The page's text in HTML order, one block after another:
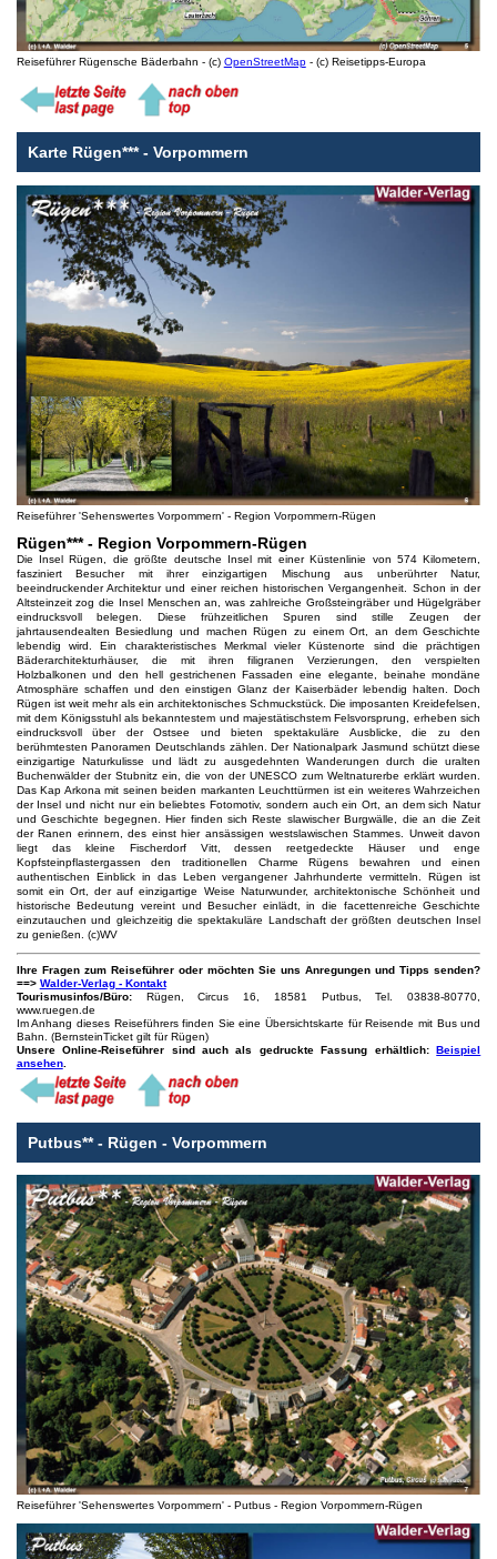
Reiseführer Rügensche Bäderbahn - (c) OpenStreetMap- (c) Reisetipps-Europa
Karte Rügen*** - Vorpommern
Reiseführer 'Sehenswertes Vorpommern' - Region Vorpommern-Rügen
Rügen*** - Region Vorpommern-Rügen
Die Insel Rügen, die größte deutsche Insel mit einer Küstenlinie von 574 Kilometern,
fasziniert Besucher mit ihrer einzigartigen Mischung aus unberührter Natur,
beeindruckender Architektur und einer reichen historischen Vergangenheit. Schon in der
Altsteinzeit zog die Insel Menschen an, was zahlreiche Großsteingräber und Hügelgräber
eindrucksvoll belegen. Diese frühzeitlichen Spuren sind stille Zeugen der
jahrtausendealten Besiedlung und machen Rügen zu einem Ort, an dem Geschichte
lebendig wird. Ein charakteristisches Merkmal vieler Küstenorte sind die prächtigen
Bäderarchitekturhäuser, die mit ihren filigranen Verzierungen, den verspielten
Holzbalkonen und den hell gestrichenen Fassaden eine elegante, beinahe mondäne
Atmosphäre schaffen und den einstigen Glanz der Kaiserbäder lebendig halten. Doch
Rügen ist weit mehr als ein architektonisches Schmuckstück. Die imposanten Kreidefelsen,
mit dem Königsstuhl als bekanntestem und majestätischstem Felsvorsprung, erheben sich
eindrucksvoll über der Ostsee und bieten spektakuläre Ausblicke, die zu den
berühmtesten Panoramen Deutschlands zählen. Der Nationalpark Jasmund schützt diese
einzigartige Naturkulisse und lädt zu ausgedehnten Wanderungen durch die uralten
Buchenwälder der Stubnitz ein, die von der UNESCO zum Weltnaturerbe erklärt wurden.
Das Kap Arkona mit seinen beiden markanten Leuchttürmen ist ein weiteres Wahrzeichen
der Insel und nicht nur ein beliebtes Fotomotiv, sondern auch ein Ort, an dem sich Natur
und Geschichte begegnen. Hier finden sich Reste slawischer Burgwälle, die an die Zeit
der Ranen erinnern, des einst hier ansässigen westslawischen Stammes. Unweit davon
liegt das kleine Fischerdorf Vitt, dessen reetgedeckte Häuser und enge
Kopfsteinpflastergassen den traditionellen Charme Rügens bewahren und einen
authentischen Einblick in das Leben vergangener Jahrhunderte vermitteln. Rügen ist
somit ein Ort, der auf einzigartige Weise Naturwunder, architektonische Schönheit und
historische Bedeutung vereint und Besucher einlädt, in die facettenreiche Geschichte
einzutauchen und gleichzeitig die spektakuläre Landschaft der größten deutschen Insel
zu genießen. (c)WV
Ihre Fragen zum Reiseführer oder möchten Sie uns Anregungen und Tipps senden?
==> Walder-Verlag - Kontakt
Tourismusinfos/Büro:Rügen, Circus 16, 18581 Putbus, Tel. 03838-80770,
www.ruegen.de
Im Anhang dieses Reiseführers finden Sie eine Übersichtskarte für Reisende mit Bus und
Bahn. (BernsteinTicket gilt für Rügen)
Unsere Online-Reiseführer sind auch als gedruckte Fassung erhältlich:Beispiel
ansehen.
Putbus** - Rügen - Vorpommern
Reiseführer 'Sehenswertes Vorpommern' - Putbus - Region Vorpommern-Rügen